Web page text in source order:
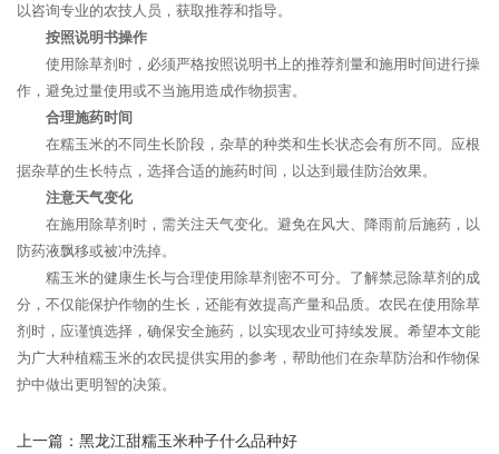
以咨询专业的农技人员，获取推荐和指导。
按照说明书操作
使用除草剂时，必须严格按照说明书上的推荐剂量和施用时间进行操
作，避免过量使用或不当施用造成作物损害。
合理施药时间
在糯玉米的不同生长阶段，杂草的种类和生长状态会有所不同。应根
据杂草的生长特点，选择合适的施药时间，以达到最佳防治效果。
注意天气变化
在施用除草剂时，需关注天气变化。避免在风大、降雨前后施药，以
防药液飘移或被冲洗掉。
糯玉米的健康生长与合理使用除草剂密不可分。了解禁忌除草剂的成
分，不仅能保护作物的生长，还能有效提高产量和品质。农民在使用除草
剂时，应谨慎选择，确保安全施药，以实现农业可持续发展。希望本文能
为广大种植糯玉米的农民提供实用的参考，帮助他们在杂草防治和作物保
护中做出更明智的决策。
上一篇： 黑龙江甜糯玉米种子什么品种好